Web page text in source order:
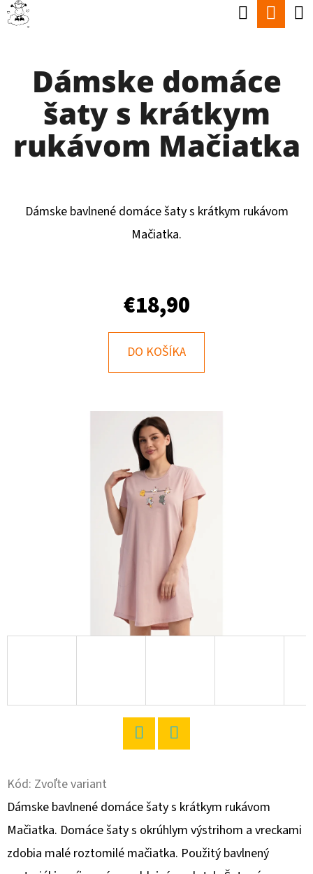
Prejsť
Hľadať
Dámske domáce
šaty s krátkym
rukávom Mačiatka
Dámske bavlnené domáce šaty s krátkym rukávom
Mačiatka.
€18,90
DO KOŠÍKA
Kód: Zvoľte variant
Dámske bavlnené domáce šaty s krátkym rukávom
Mačiatka. Domáce šaty s okrúhlym výstrihom a vreckami
zdobia malé roztomilé mačiatka. Použitý bavlnený
K
O
P
O
HĽADAŤ
O
A
M
E